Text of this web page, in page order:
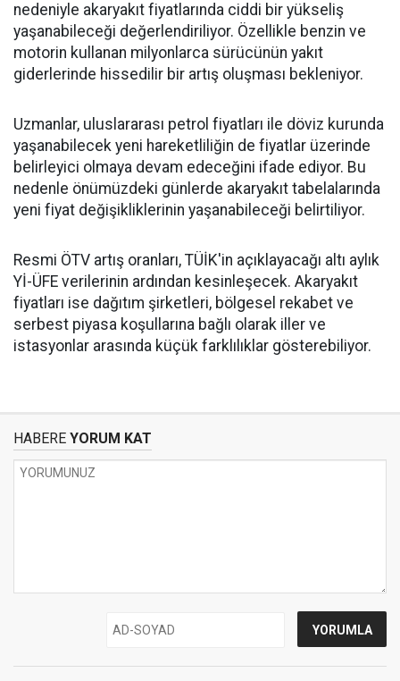
nedeniyle akaryakıt fiyatlarında ciddi bir yükseliş
yaşanabileceği değerlendiriliyor. Özellikle benzin ve
motorin kullanan milyonlarca sürücünün yakıt
giderlerinde hissedilir bir artış oluşması bekleniyor.
Uzmanlar, uluslararası petrol fiyatları ile döviz kurunda
yaşanabilecek yeni hareketliliğin de fiyatlar üzerinde
belirleyici olmaya devam edeceğini ifade ediyor. Bu
nedenle önümüzdeki günlerde akaryakıt tabelalarında
yeni fiyat değişikliklerinin yaşanabileceği belirtiliyor.
Resmi ÖTV artış oranları, TÜİK'in açıklayacağı altı aylık
Yİ-ÜFE verilerinin ardından kesinleşecek. Akaryakıt
fiyatları ise dağıtım şirketleri, bölgesel rekabet ve
serbest piyasa koşullarına bağlı olarak iller ve
istasyonlar arasında küçük farklılıklar gösterebiliyor.
HABERE YORUM KAT